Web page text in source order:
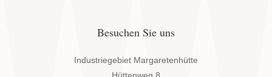
Besuchen Sie uns
Industriegebiet Margaretenhütte